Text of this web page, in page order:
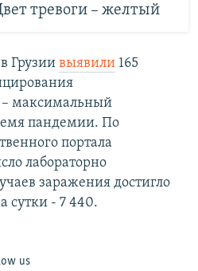
тревоги – желтый
Грузии выявили165
– максимальный
пандемии. По
портала
лабораторно
заражения достигло
сутки - 7 440.
us